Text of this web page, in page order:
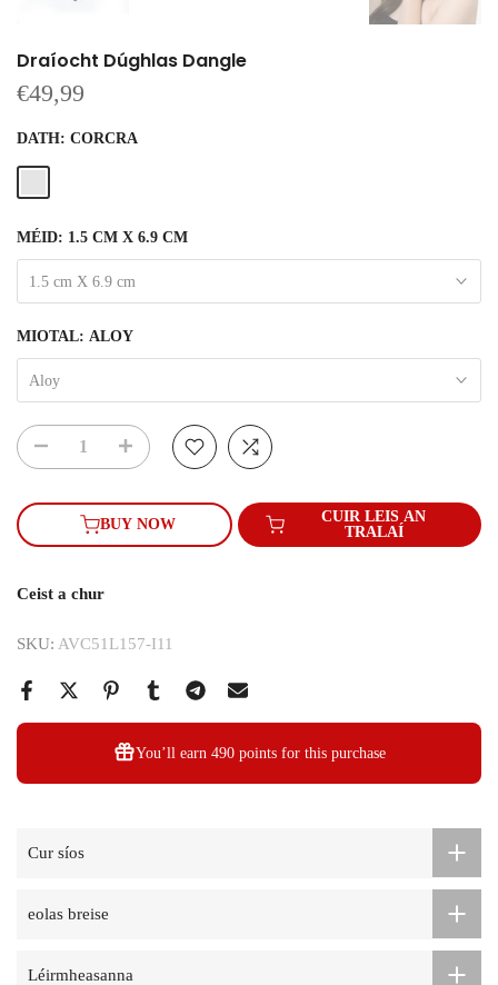
Draíocht Dúghlas Dangle
€49,99
DATH: CORCRA
MÉID: 1.5 CM X 6.9 CM
1.5 cm X 6.9 cm
MIOTAL: ALOY
Aloy
BUY NOW
CUIR LEIS AN
TRALAÍ
Ceist a chur
SKU: AVC51L157-I11
You’ll earn 490 pointsfor this purchase
Cur síos
eolas breise
Léirmheasanna